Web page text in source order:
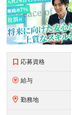
応募資格
給与
勤務地